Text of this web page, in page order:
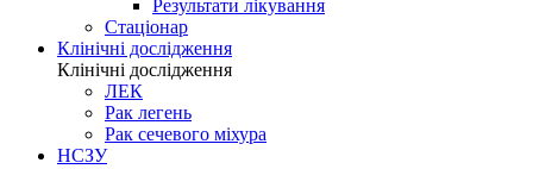
Результати лікування
Стаціонар
Клінічні дослідження
Клінічні дослідження
ЛЕК
Рак легень
Рак сечевого міхура
НСЗУ